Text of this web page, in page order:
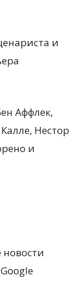
и
Аффлек,
Нестор
и